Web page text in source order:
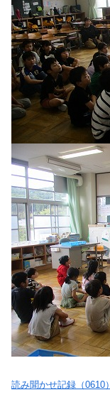
読み聞かせ記録（0610）